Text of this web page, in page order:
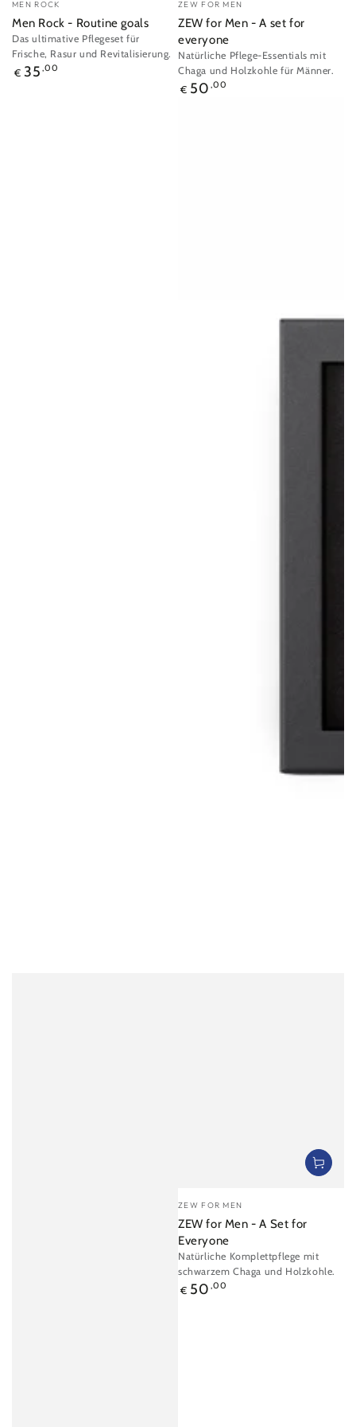
MEN ROCK
Men Rock - Routine goals
Das ultimative Pflegeset für
Frische, Rasur und Revitalisierung.
Regulärer
€ 35 ,00
ZEW FOR MEN
ZEW for Men - A set for
everyone
Natürliche Pflege-Essentials mit
Chaga und Holzkohle für Männer.
Regulärer
€ 50 ,00
Verkäufer/in:
ZEW FOR MEN
ZEW for Men - A Set for
Everyone
Natürliche Komplettpflege mit
schwarzem Chaga und Holzkohle.
Regulärer
€ 50 ,00